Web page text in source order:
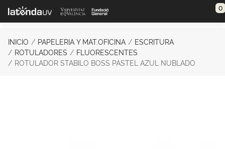
Saltar al contenido principal 0
INICIO PAPELERIA Y MAT.OFICINA
ESCRITURA
ROTULADORES
FLUORESCENTES
ROTULADOR STABILO BOSS PASTEL AZUL NUBLADO